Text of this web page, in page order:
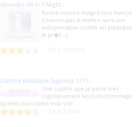
Absodys All in 1 Night :
2cinquante
Bonne couche malgré tout mais je
n'oserais pas la mettre sans une
indispensable culotte en plastique
Je pr�[...]
Culotte plastique Suprima 1311 :
rainette
Une culotte que je porte très
regulièrement les nuits.Dommage
qu'elles durcissent trop vite...